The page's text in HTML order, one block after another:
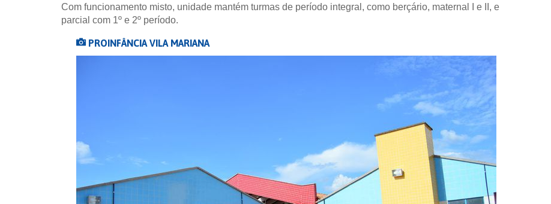
Com funcionamento misto, unidade mantém turmas de período integral, como berçário, maternal I e II, e
parcial com 1º e 2º período.
PROINFÂNCIA VILA MARIANA